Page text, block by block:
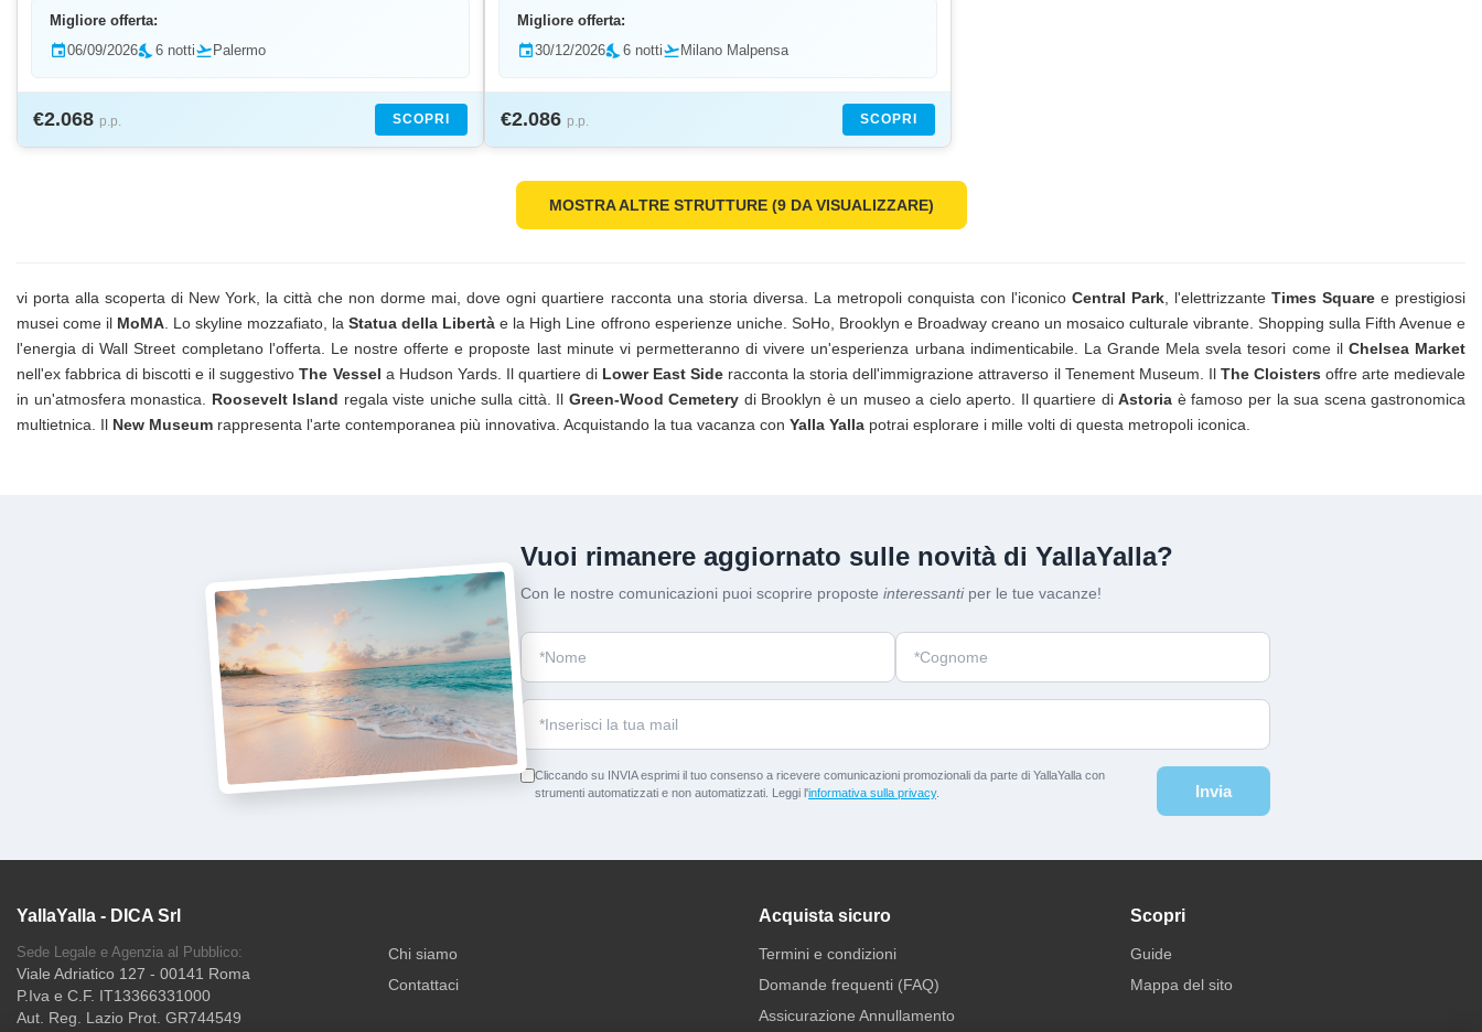
Migliore offerta:
event06/09/2026nights_stay6 nottiflight_takeoff Palermo
€2.068 p.p. SCOPRI
Migliore offerta:
event30/12/2026nights_stay6 nottiflight_takeoff Milano Malpensa
€2.086 p.p. SCOPRI
MOSTRA ALTRE STRUTTURE (9 DA VISUALIZZARE)
vi porta alla scoperta di New York, la città che non dorme mai, dove ogni quartiere racconta una storia diversa. La metropoli conquista con l'iconico Central Park, l'elettrizzante Times Squaree prestigiosi
musei come il MoMA . Lo skyline mozzafiato, laStatua della Libertà e la High Line offrono esperienze uniche. SoHo, Brooklyn e Broadway creano un mosaico culturale vibrante. Shopping sulla Fifth Avenue e
l'energia di Wall Street completano l'offerta. Le nostre offerte e proposte last minute vi permetteranno di vivere un'esperienza urbana indimenticabile. La Grande Mela svela tesori come il Chelsea Market
nell'ex fabbrica di biscotti e il suggestivoThe Vessel a Hudson Yards. Il quartiere di Lower East Side racconta la storia dell'immigrazione attraverso il Tenement Museum. Il The Cloisters offre arte medievale
in un'atmosfera monastica. Roosevelt Island regala viste uniche sulla città. Il Green-Wood Cemetery di Brooklyn è un museo a cielo aperto. Il quartiere diAstoria è famoso per la sua scena gastronomica
multietnica. Il New Museum rappresenta l'arte contemporanea più innovativa. Acquistando la tua vacanza con Yalla Yalla potrai esplorare i mille volti di questa metropoli iconica.
Vuoi rimanere aggiornato sulle novità di YallaYalla?
Con le nostre comunicazioni puoi scoprire proposte interessantiper le tue vacanze!
Cliccando su INVIA esprimi il tuo consenso a ricevere comunicazioni promozionali da parte di YallaYalla con
strumenti automatizzati e non automatizzati. Leggi l'informativa sulla privacy. Invia
YallaYalla - DICA Srl
Sede Legale e Agenzia al Pubblico:
Viale Adriatico 127 - 00141 Roma
P.Iva e C.F. IT13366331000
Aut. Reg. Lazio Prot. GR744549
Chi siamo
Contattaci
Acquista sicuro
Termini e condizioni
Domande frequenti (FAQ)
Assicurazione Annullamento
Scopri
Guide
Mappa del sito